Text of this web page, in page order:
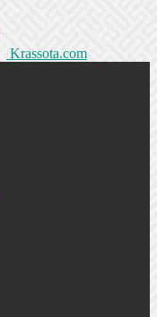
Krassota.com